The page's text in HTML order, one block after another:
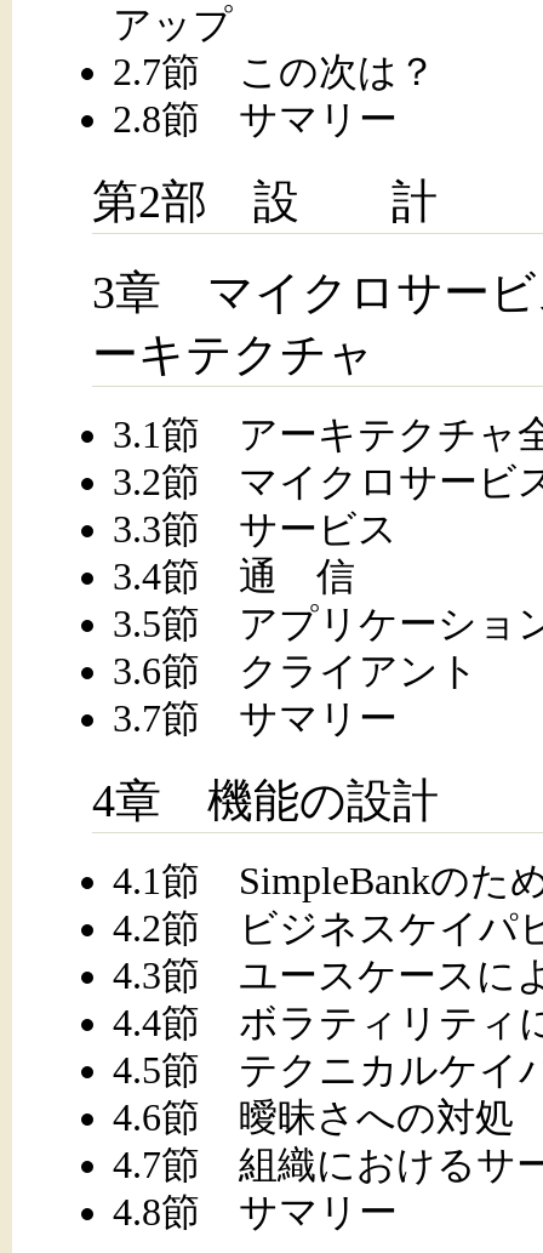
アップ
2.7節 この次は？
2.8節 サマリー
第2部 設 計
3章 マイクロサービ
ーキテクチャ
3.1節 アーキテクチャ
3.2節 マイクロサービ
3.3節 サービス
3.4節 通 信
3.5節 アプリケーショ
3.6節 クライアント
3.7節 サマリー
4章 機能の設計
4.1節 SimpleBankのた
4.2節 ビジネスケイパ
4.3節 ユースケースに
4.4節 ボラティリティ
4.5節 テクニカルケイ
4.6節 曖昧さへの対処
4.7節 組織におけるサ
4.8節 サマリー